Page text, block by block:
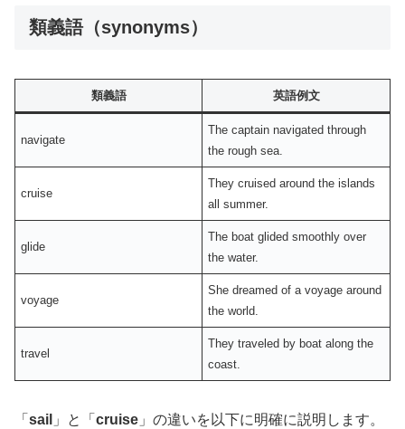
類義語（synonyms）
類義語 英語例文
navigate
The captain navigated through
the rough sea.
cruise
They cruised around the islands
all summer.
glide
The boat glided smoothly over
the water.
voyage
She dreamed of a voyage around
the world.
travel
They traveled by boat along the
coast.
「 sail 」と「 cruise 」の違いを以下に明確に説明します。